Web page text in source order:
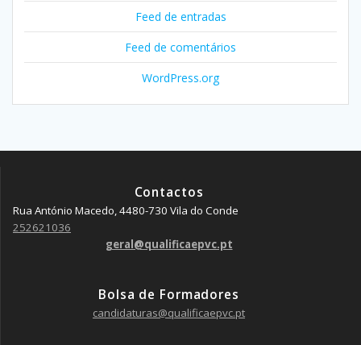
Feed de entradas
Feed de comentários
WordPress.org
Contactos
Rua António Macedo, 4480-730 Vila do Conde
252621036
geral@qualificaepvc.pt
Bolsa de Formadores
candidaturas@qualificaepvc.pt